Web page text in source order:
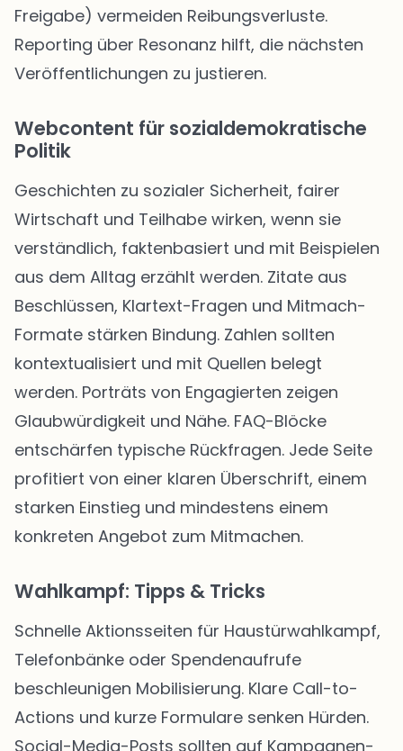
Freigabe) vermeiden Reibungsverluste.
Reporting über Resonanz hilft, die nächsten
Veröffentlichungen zu justieren.
Webcontent für sozialdemokratische
Politik
Geschichten zu sozialer Sicherheit, fairer
Wirtschaft und Teilhabe wirken, wenn sie
verständlich, faktenbasiert und mit Beispielen
aus dem Alltag erzählt werden. Zitate aus
Beschlüssen, Klartext-Fragen und Mitmach-
Formate stärken Bindung. Zahlen sollten
kontextualisiert und mit Quellen belegt
werden. Porträts von Engagierten zeigen
Glaubwürdigkeit und Nähe. FAQ-Blöcke
entschärfen typische Rückfragen. Jede Seite
profitiert von einer klaren Überschrift, einem
starken Einstieg und mindestens einem
konkreten Angebot zum Mitmachen.
Wahlkampf: Tipps & Tricks
Schnelle Aktionsseiten für Haustürwahlkampf,
Telefonbänke oder Spendenaufrufe
beschleunigen Mobilisierung. Klare Call-to-
Actions und kurze Formulare senken Hürden.
Social-Media-Posts sollten auf Kampagnen-